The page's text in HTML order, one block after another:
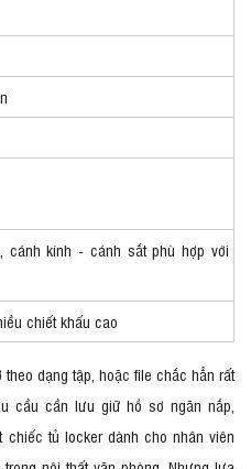
cánh kính - cánh sắt phù hợp với
chiết khấu cao
dạng tập, hoặc file chắc hẳn rất
cầu cần lưu giữ hồ sơ ngăn nắp,
chiếc tủ locker dành cho nhân viên